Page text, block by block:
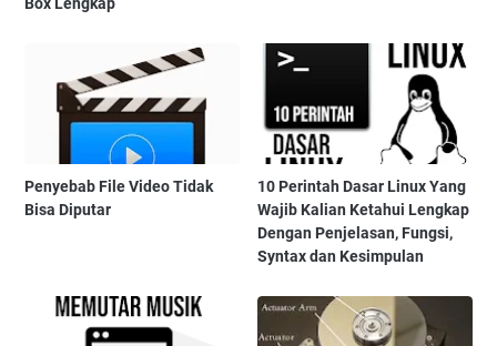
Penyebab File Video Tidak
Bisa Diputar
10 Perintah Dasar Linux Yang
Wajib Kalian Ketahui Lengkap
Dengan Penjelasan, Fungsi,
Syntax dan Kesimpulan